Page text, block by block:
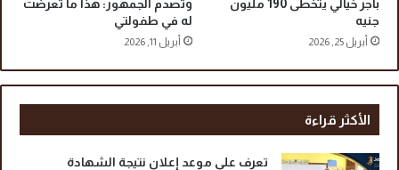
ا
ل
ن
د
بأجر خيالي يتخطى 190 مليون
جنيه
أبريل 25, 2026
وتصدم الجمهور: هذا ما تعرضت
له في طفولتي
أبريل 11, 2026
الأكثر قراءة
تعرف علي موعد إعلان نتيجة الشهادة